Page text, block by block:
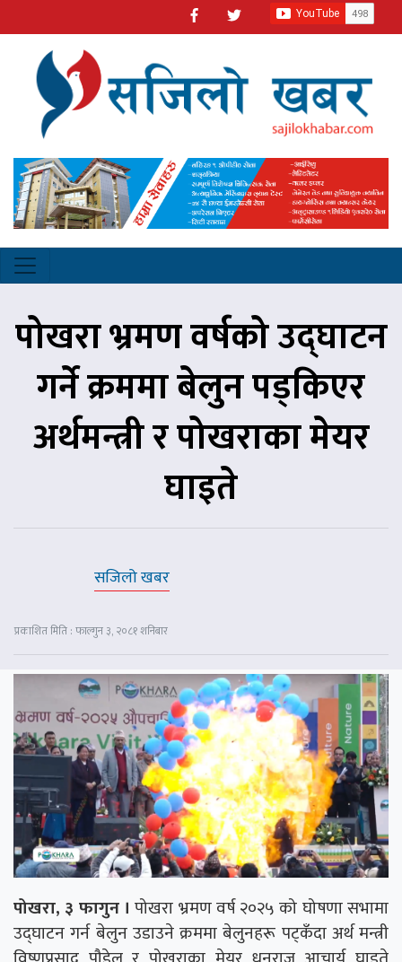
पोखरा भ्रमण वर्षको उद्घाटन
गर्ने क्रममा बेलुन पड्किएर
अर्थमन्त्री र पोखराका मेयर
घाइते
सजिलो खबर
प्रकाशित मिति : फाल्गुन ३, २०८१ शनिबार
पोखरा, ३ फागुन । पोखरा भ्रमण वर्ष २०२५ को घोषणा सभामा
उद्घाटन गर्न बेलुन उडाउने क्रममा बेलुनहरू पट्कँदा अर्थ मन्त्री